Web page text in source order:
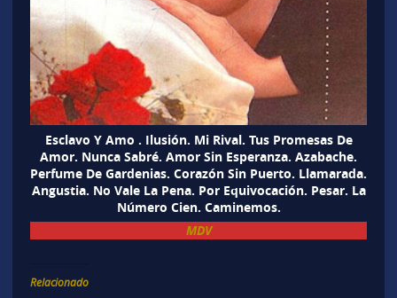
Esclavo Y Amo . Ilusión. Mi Rival. Tus Promesas De
Amor. Nunca Sabré. Amor Sin Esperanza. Azabache.
Perfume De Gardenias. Corazón Sin Puerto. Llamarada.
Angustia. No Vale La Pena. Por Equivocación. Pesar. La
Número Cien. Caminemos.
MDV
Relacionado